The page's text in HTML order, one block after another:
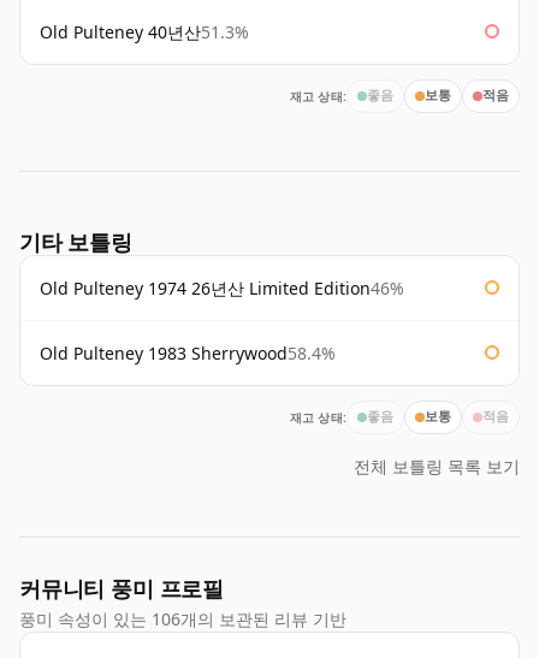
Old Pulteney 40년산51.3%
재고 상태: 좋음 보통 적음
기타 보틀링
Old Pulteney 1974 26년산 Limited Edition46%
Old Pulteney 1983 Sherrywood58.4%
재고 상태: 좋음 보통 적음
전체 보틀링 목록 보기
커뮤니티 풍미 프로필
풍미 속성이 있는 106개의 보관된 리뷰 기반